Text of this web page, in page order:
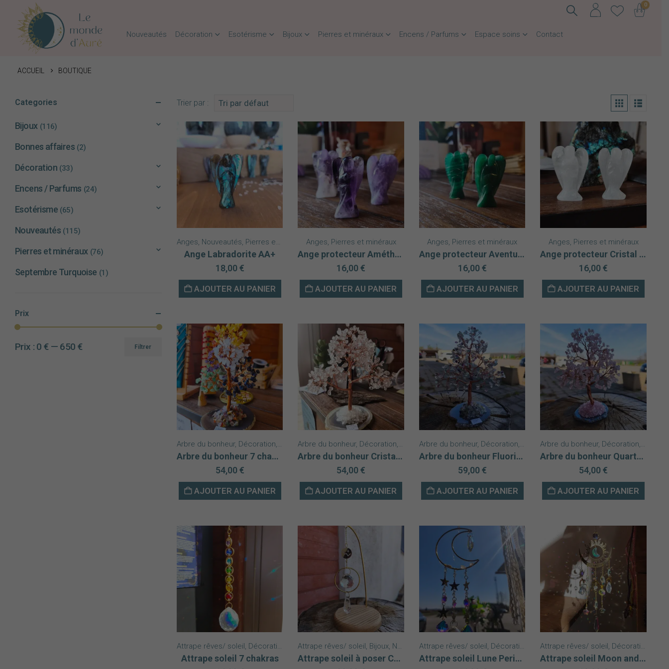
0
Nouveautés Décoration Esotérisme Bijoux Pierres et minéraux Encens / Parfums Espace soins Contact
ACCUEIL BOUTIQUE
Trier par :
Anges Nouveautés Pierres et minéraux
Ange Labradorite AA+
18,00 €
AJOUTER AU PANIER
Anges Pierres et minéraux
Ange protecteur Améthyste
16,00€
AJOUTER AU PANIER
Anges Pierres et minéraux
Ange protecteur Aventurine verte
16,00 €
AJOUTER AU PANIER
Anges Pierres et minéraux
Ange protecteur Cristal de roche
16,00€
AJOUTER AU PANIER
Arbre du bonheur, Décoration, Esotérisme ,Nouveautés,Pierres et minéraux,Pierres Formes Libres
Arbre du bonheur 7 chakras base agate
54,00 €
AJOUTER AU PANIER
Arbre du bonheur, Décoration, Esotérisme ,Nouveautés,Pierres et minéraux,Pierres Formes Libres
Arbre du bonheur Cristal de roche base agate
54,00€
AJOUTER AU PANIER
Arbre du bonheur, Décoration, Nouveautés
Arbre du bonheur Fluorine base agate
59,00 €
AJOUTER AU PANIER
Arbre du bonheur, Décoration,
Arbre du bonheur Quartz rose base agate
54,00€
AJOUTER AU PANIER
Attrape rêves/ soleil, Décoration Nouveautés
Attrape soleil 7 chakras
Attrape rêves/ soleil, Bijoux, Nouveautés ,Pendentifs
Attrape soleil à poser Cassiopée
Attrape rêves/ soleil, Décoration Nouveautés
Attrape soleil Lune Peristérite
Attrape rêves/ soleil, Décoration
Attrape soleil Moon and Sun
Categories
Bijoux (116)
Bonnes affaires (2)
Décoration (33)
Encens / Parfums (24)
Esotérisme (65)
Nouveautés (115)
Pierres et minéraux (76)
Septembre Turquoise (1)
Prix
Filtrer
Prix : 0 € — 650 €